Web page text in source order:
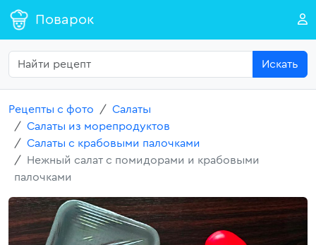
Поварок
Искать
Рецепты с фото
Салаты
Салаты из морепродуктов
Салаты с крабовыми палочками
Нежный салат с помидорами и крабовыми
палочками